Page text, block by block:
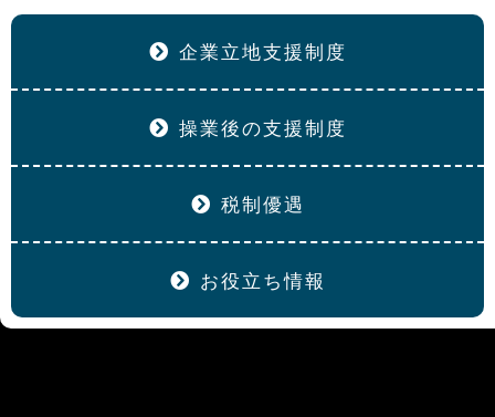
企業立地支援制度
操業後の支援制度
税制優遇
お役立ち情報